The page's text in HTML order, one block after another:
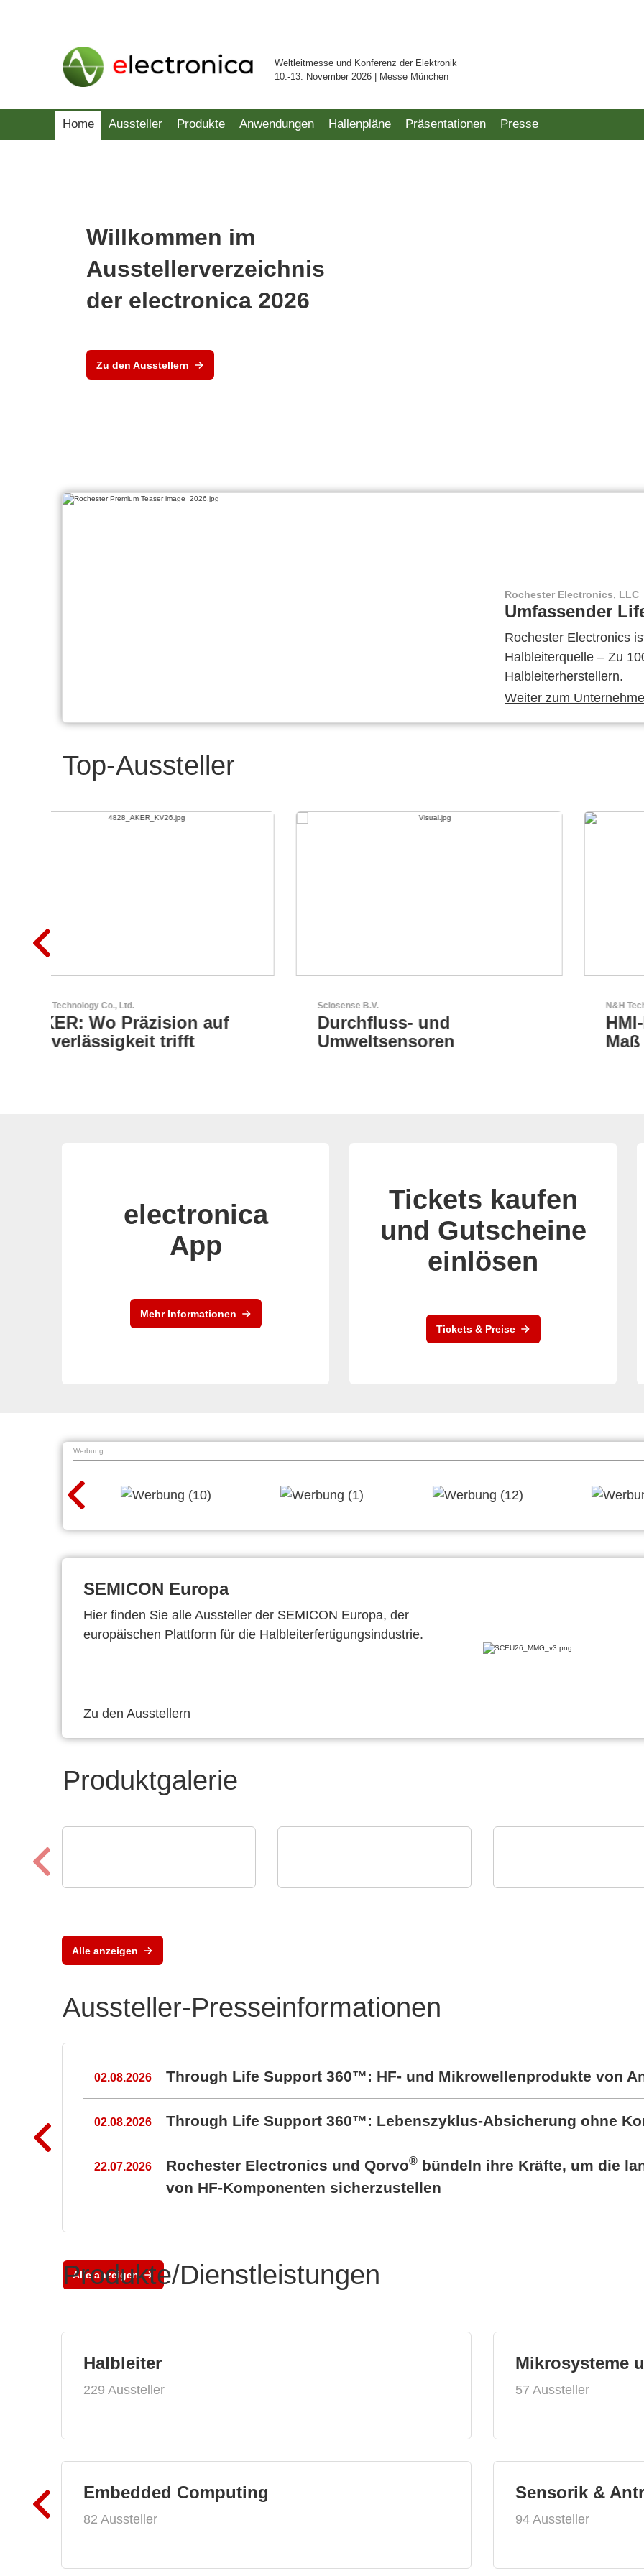
Weltleitmesse und Konferenz der Elektronik
10.-13. November 2026 | Messe München
Home Aussteller Produkte Anwendungen Hallenpläne Präsentationen Presse
Willkommen im
Ausstellerverzeichnis
der electronica 2026
Zu den Ausstellern
Rochester Electronics, LLC
Umfassender
Rochester Electronics
Halbleiterquelle – Zu
Halbleiterherstellern.
Weiter zum
Top-Aussteller
Sciosense B.V.
Durchfluss- und
Umweltsensoren
N&H Technology GmbH
HMI-Komponenten nach
Maß
electronica
App
Mehr Informationen
Tickets kaufen
und Gutscheine
einlösen
Tickets & Preise
Werbung
SEMICON Europa
Hier finden Sie alle Aussteller der SEMICON Europa, der
europäischen Plattform für die Halbleiterfertigungsindustrie.
Zu den Ausstellern
Produktgalerie
Alle anzeigen
Aussteller-Presseinformationen
02.08.2026 Through Life Support 360™: HF- und Mikrowellenprodukte von
02.08.2026 Through Life Support 360™: Lebenszyklus-Absicherung ohne
22.07.2026 Rochester Electronics und Qorvo® bündeln ihre Kräfte, um die
von HF-Komponenten sicherzustellen
Alle anzeigen
Produkte/Dienstleistungen
Halbleiter
229 Aussteller
Embedded Computing
82 Aussteller
Mikrosysteme
57 Aussteller
Sensorik &
94 Aussteller